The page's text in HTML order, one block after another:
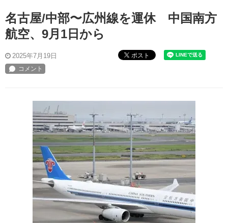
名古屋/中部〜広州線を運休 中国南方
航空、9月1日から
2025年7月19日 ポスト